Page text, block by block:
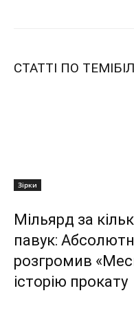
СТАТТІ ПО ТЕМІ
Зірки
Мільярд за
павук:
розгромив
історію прокату